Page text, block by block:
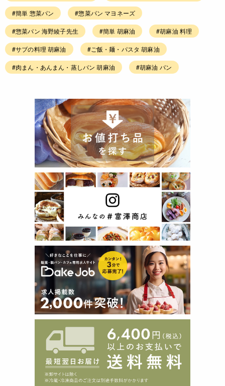
#簡単 惣菜パン #惣菜パン マヨネーズ
#惣菜パン 海野綾子先生 #簡単 胡麻油 #胡麻油 料理
#サブの料理 胡麻油 #ご飯・麺・パスタ 胡麻油
#肉まん・あんまん・蒸しパン 胡麻油 #胡麻油 パン